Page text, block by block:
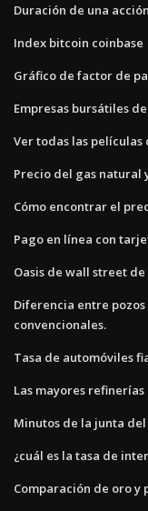
Duración de una
Index bitcoin coinbase
Gráfico de factor de
Empresas bursátiles
Ver todas las películas
Precio del gas natural
Cómo encontrar el
Pago en línea con
Oasis de wall street
Diferencia entre
convencionales.
Tasa de automóviles
Las mayores
Minutos de la junta
¿cuál es la tasa de
Comparación de oro y